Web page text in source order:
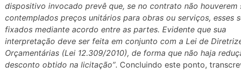
dispositivo invocado prevê que, se no contrato não houverem
contemplados preços unitários para obras ou serviços, esses
fixados mediante acordo entre as partes. Evidente que sua
interpretação deve ser feita em conjunto com a Lei de
Orçamentárias (Lei 12.309/2010), de forma que não haja
desconto obtido na licitação”. Concluindo este ponto,